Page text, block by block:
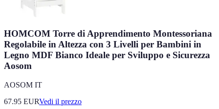
HOMCOM Torre di Apprendimento Montessoriana
Regolabile in Altezza con 3 Livelli per Bambini in
Legno MDF Bianco Ideale per Sviluppo e Sicurezza
Aosom
AOSOM IT
67.95 EURVedi il prezzo